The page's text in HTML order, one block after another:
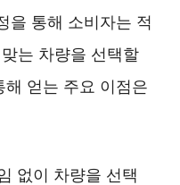
을 통해 소비자는 적
는 차량을 선택할
얻는 주요 이점은
없이 차량을 선택